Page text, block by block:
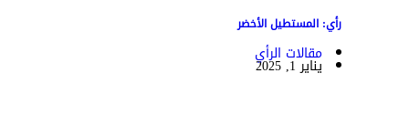
رأي: المستطيل الأخضر
مقالات الرأي
يناير 1, 2025